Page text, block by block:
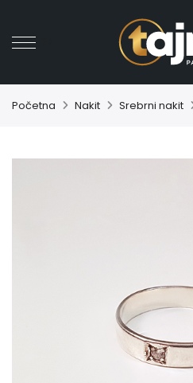
Početna Nakit Srebrni nakit